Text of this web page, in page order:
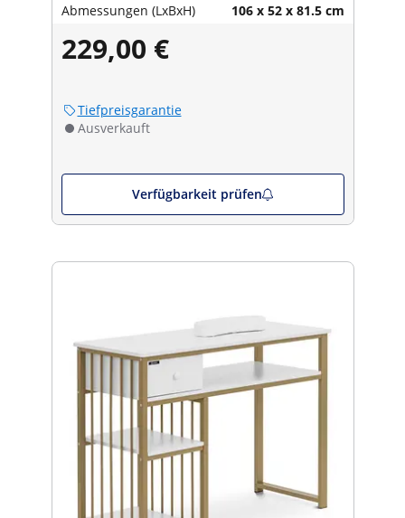
Abmessungen (LxBxH) 106 x 52 x 81.5 cm
229,00 €
Tiefpreisgarantie
Ausverkauft
Verfügbarkeit prüfen